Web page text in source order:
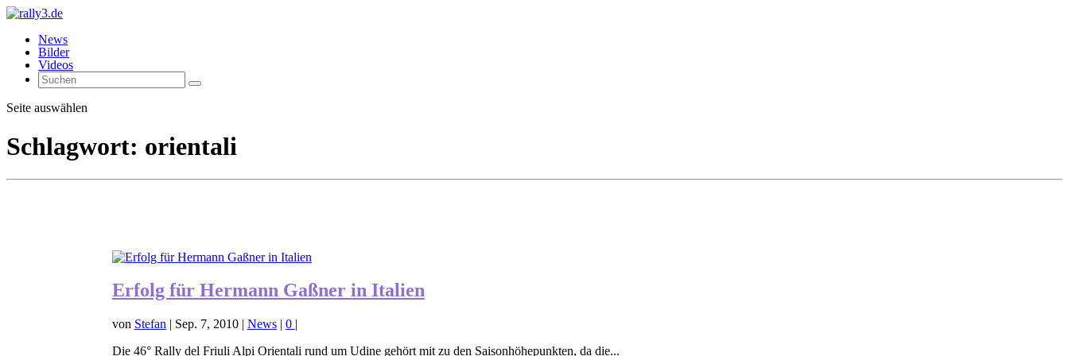
News
Bilder
Videos
Seite auswählen
Schlagwort: orientali
Erfolg für Hermann Gaßner in Italien
von Stefan | Sep. 7, 2010| News| 0 |
Die 46° Rally del Friuli Alpi Orientali rund um Udine gehört mit zu den Saisonhöhepunkten, da die...